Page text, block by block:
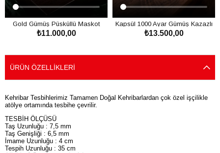
Gold Gümüş Püsküllü Maskot
Kaya Damla Kehribar Tesbih
₺11.000,00
Kapsül 1000 Ayar Gümüş Kazazlı
Damla Kehribar Tesbih
₺13.500,00
ÜRÜN ÖZELLIKLERI
Kehribar Tesbihlerimiz Tamamen Doğal Kehribarlardan çok özel işçilikle
atölye ortamında tesbihe çevrilir.
TESBİH ÖLÇÜSÜ
Taş Uzunluğu : 7,5 mm
Taş Genişliği : 6,5 mm
İmame Uzunluğu : 4 cm
Tespih Uzunluğu : 35 cm